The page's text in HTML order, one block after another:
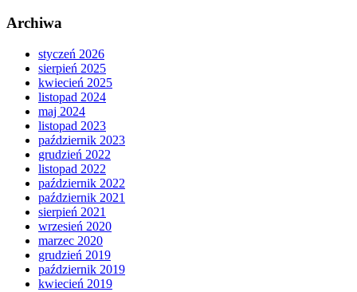
Archiwa
styczeń 2026
sierpień 2025
kwiecień 2025
listopad 2024
maj 2024
listopad 2023
październik 2023
grudzień 2022
listopad 2022
październik 2022
październik 2021
sierpień 2021
wrzesień 2020
marzec 2020
grudzień 2019
październik 2019
kwiecień 2019